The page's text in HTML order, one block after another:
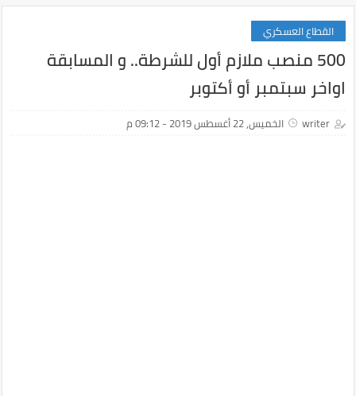
القطاع العسكري
500 منصب ملازم أول للشرطة.. و المسابقة
اواخر سبتمبر أو أكتوبر
writer الخميس, 22 أغسطس 2019 - 09:12 م